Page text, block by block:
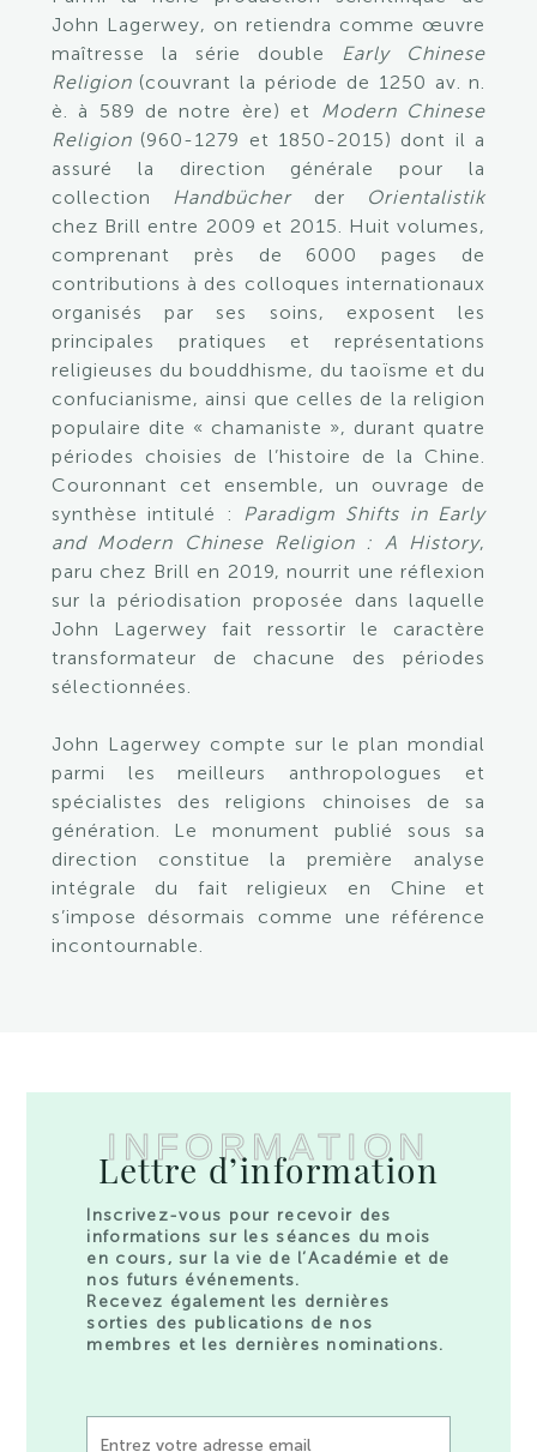
John Lagerwey, on retiendra comme œuvre
maîtresse la série double Early Chinese
Religion(couvrant la période de 1250 av. n.
è. à 589 de notre ère) et Modern Chinese
Religion(960-1279 et 1850-2015) dont il a
assuré la direction générale pour la
collection Handbücherder Orientalistik
chez Brill entre 2009 et 2015. Huit volumes,
comprenant près de 6000 pages de
contributions à des colloques internationaux
organisés par ses soins, exposent les
principales pratiques et représentations
religieuses du bouddhisme, du taoïsme et du
confucianisme, ainsi que celles de la religion
populaire dite « chamaniste », durant quatre
périodes choisies de l’histoire de la Chine.
Couronnant cet ensemble, un ouvrage de
synthèse intitulé : Paradigm Shifts in Early
and Modern Chinese Religion : A History,
paru chez Brill en 2019, nourrit une réflexion
sur la périodisation proposée dans laquelle
John Lagerwey fait ressortir le caractère
transformateur de chacune des périodes
sélectionnées.
John Lagerwey compte sur le plan mondial
parmi les meilleurs anthropologues et
spécialistes des religions chinoises de sa
génération. Le monument publié sous sa
direction constitue la première analyse
intégrale du fait religieux en Chine et
s’impose désormais comme une référence
incontournable.
INFORMATION
Lettre d’information
Inscrivez-vous pour recevoir des
informations sur les séances du mois
en cours, sur la vie de l’Académie et de
nos futurs événements.
Recevez également les dernières
sorties des publications de nos
membres et les dernières nominations.